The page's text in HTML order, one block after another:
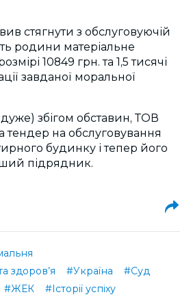
стягнути з обслуговуючій
родини матеріальне
10849 грн. та 1,5 тисячі
завданої моральної
збігом обставин, ТОВ
тендер на обслуговування
будинку і тепер його
підрядник.
здоров’я
#Україна
#Суд
#ЖЕК
#Історії успіху